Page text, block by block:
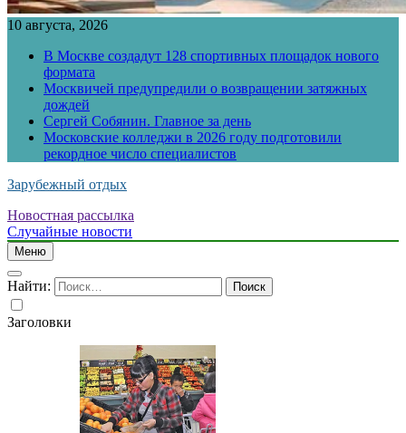
10 августа, 2026
В Москве создадут 128 спортивных площадок нового
формата
Москвичей предупредили о возвращении затяжных
дождей
Сергей Собянин. Главное за день
Московские колледжи в 2026 году подготовили
рекордное число специалистов
Зарубежный отдых
Новостная рассылка
Случайные новости
Меню
Найти:
Заголовки